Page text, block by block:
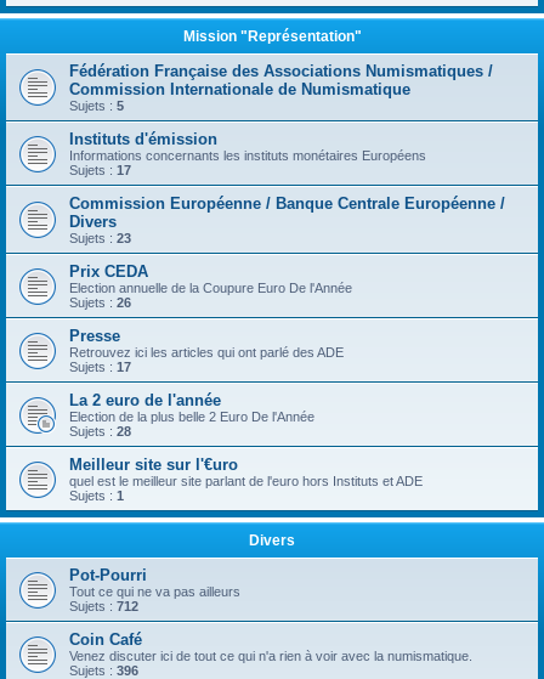
Mission "Représentation"
Fédération Française des Associations Numismatiques /
Commission Internationale de Numismatique
Sujets : 5
Instituts d'émission
Informations concernants les instituts monétaires Européens
Sujets : 17
Commission Européenne / Banque Centrale Européenne /
Divers
Sujets : 23
Prix CEDA
Election annuelle de la Coupure Euro De l'Année
Sujets : 26
Presse
Retrouvez ici les articles qui ont parlé des ADE
Sujets : 17
La 2 euro de l'année
Election de la plus belle 2 Euro De l'Année
Sujets : 28
Meilleur site sur l'€uro
quel est le meilleur site parlant de l'euro hors Instituts et ADE
Sujets : 1
Divers
Pot-Pourri
Tout ce qui ne va pas ailleurs
Sujets : 712
Coin Café
Venez discuter ici de tout ce qui n'a rien à voir avec la numismatique.
Sujets : 396